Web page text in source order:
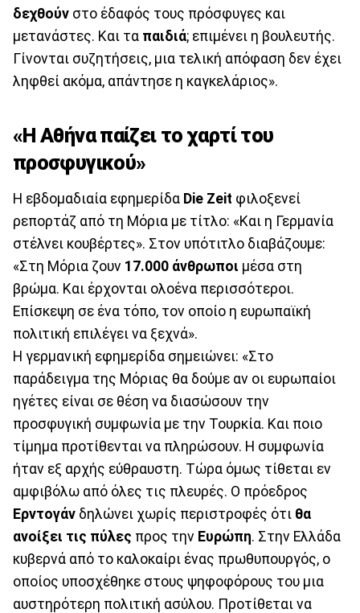
δεχθούν στο έδαφός τους πρόσφυγες και
μετανάστες. Και τα παιδιά; επιμένει η βουλευτής.
Γίνονται συζητήσεις, μια τελική απόφαση δεν έχει
ληφθεί ακόμα, απάντησε η καγκελάριος».
«Η Αθήνα παίζει το χαρτί του
προσφυγικού»
Η εβδομαδιαία εφημερίδα Die Zeit φιλοξενεί
ρεπορτάζ από τη Μόρια με τίτλο: «Και η Γερμανία
στέλνει κουβέρτες». Στον υπότιτλο διαβάζουμε:
«Στη Μόρια ζουν 17.000 άνθρωποι μέσα στη
βρώμα. Και έρχονται ολοένα περισσότεροι.
Επίσκεψη σε ένα τόπο, τον οποίο η ευρωπαϊκή
πολιτική επιλέγει να ξεχνά».
Η γερμανική εφημερίδα σημειώνει: «Στο
παράδειγμα της Μόριας θα δούμε αν οι ευρωπαίοι
ηγέτες είναι σε θέση να διασώσουν την
προσφυγική συμφωνία με την Τουρκία. Και ποιο
τίμημα προτίθενται να πληρώσουν. Η συμφωνία
ήταν εξ αρχής εύθραυστη. Τώρα όμως τίθεται εν
αμφιβόλω από όλες τις πλευρές. Ο πρόεδρος
Ερντογάν δηλώνει χωρίς περιστροφές ότι θα
ανοίξει τις πύλες προς την Ευρώπη. Στην Ελλάδα
κυβερνά από το καλοκαίρι ένας πρωθυπουργός, ο
οποίος υποσχέθηκε στους ψηφοφόρους του μια
αυστηρότερη πολιτική ασύλου. Προτίθεται να